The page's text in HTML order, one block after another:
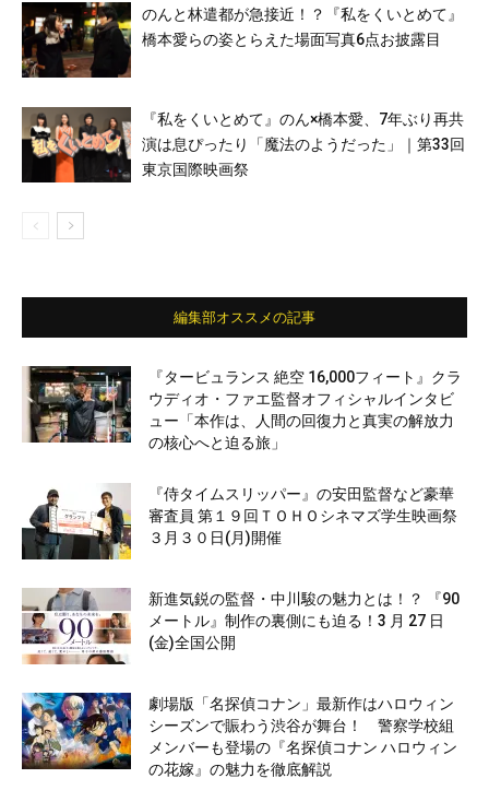
のんと林遣都が急接近！？『私をくいとめて』
橋本愛らの姿とらえた場面写真6点お披露目
『私をくいとめて』のん×橋本愛、7年ぶり再共
演は息ぴったり「魔法のようだった」｜第33回
東京国際映画祭
編集部オススメの記事
『タービュランス 絶空 16,000フィート』クラ
ウディオ・ファエ監督オフィシャルインタビ
ュー「本作は、人間の回復力と真実の解放力
の核心へと迫る旅」
『侍タイムスリッパー』の安田監督など豪華
審査員 第１９回ＴＯＨＯシネマズ学生映画祭
３月３０日(月)開催
新進気鋭の監督・中川駿の魅力とは！？ 『90
メートル』制作の裏側にも迫る！3 月 27 日
(金)全国公開
劇場版「名探偵コナン」最新作はハロウィン
シーズンで賑わう渋谷が舞台！ 警察学校組
メンバーも登場の『名探偵コナン ハロウィン
の花嫁』の魅力を徹底解説